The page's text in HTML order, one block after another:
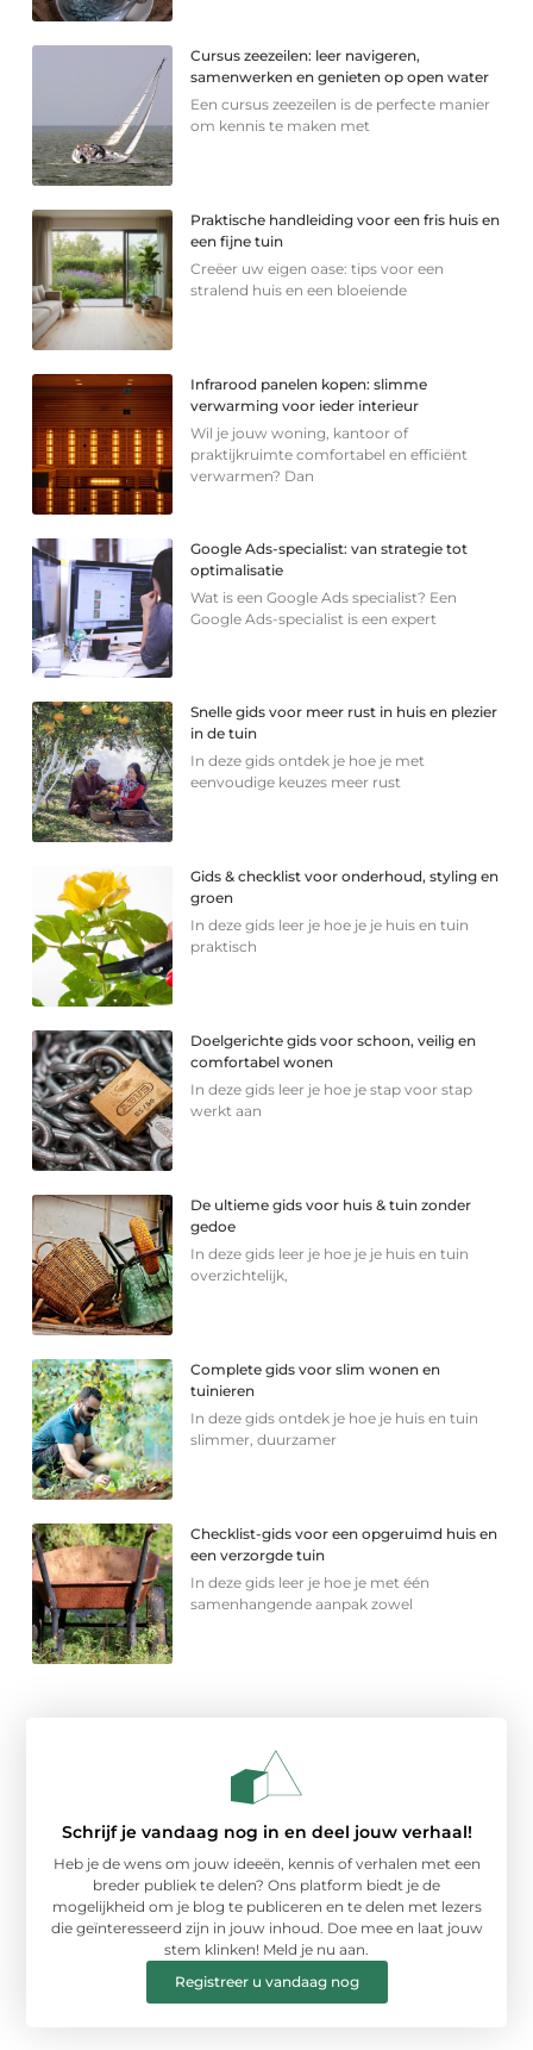
Cursus zeezeilen: leer navigeren,
samenwerken en genieten op open water
Een cursus zeezeilen is de perfecte manier
om kennis te maken met
Praktische handleiding voor een fris huis en
een fijne tuin
Creëer uw eigen oase: tips voor een
stralend huis en een bloeiende
Infrarood panelen kopen: slimme
verwarming voor ieder interieur
Wil je jouw woning, kantoor of
praktijkruimte comfortabel en efficiënt
verwarmen? Dan
Google Ads-specialist: van strategie tot
optimalisatie
Wat is een Google Ads specialist? Een
Google Ads-specialist is een expert
Snelle gids voor meer rust in huis en plezier
in de tuin
In deze gids ontdek je hoe je met
eenvoudige keuzes meer rust
Gids & checklist voor onderhoud, styling en
groen
In deze gids leer je hoe je je huis en tuin
praktisch
Doelgerichte gids voor schoon, veilig en
comfortabel wonen
In deze gids leer je hoe je stap voor stap
werkt aan
De ultieme gids voor huis & tuin zonder
gedoe
In deze gids leer je hoe je je huis en tuin
overzichtelijk,
Complete gids voor slim wonen en
tuinieren
In deze gids ontdek je hoe je huis en tuin
slimmer, duurzamer
Checklist-gids voor een opgeruimd huis en
een verzorgde tuin
In deze gids leer je hoe je met één
samenhangende aanpak zowel
Schrijf je vandaag nog in en deel jouw verhaal!
Heb je de wens om jouw ideeën, kennis of verhalen met een
breder publiek te delen? Ons platform biedt je de
mogelijkheid om je blog te publiceren en te delen met lezers
die geïnteresseerd zijn in jouw inhoud. Doe mee en laat jouw
stem klinken! Meld je nu aan.
Registreer u vandaag nog